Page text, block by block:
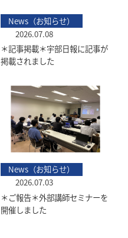
News（お知らせ）
2026.07.08
＊記事掲載＊宇部日報に記事が
掲載されました
News（お知らせ）
2026.07.03
＊ご報告＊外部講師セミナーを
開催しました